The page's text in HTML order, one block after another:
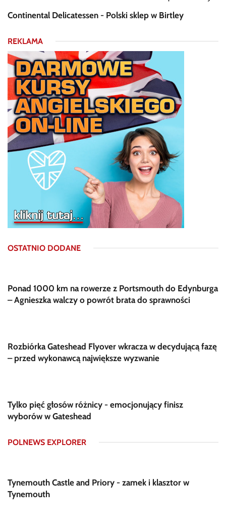
Continental Delicatessen - Polski sklep w Birtley
REKLAMA
OSTATNIO DODANE
Ponad 1000 km na rowerze z Portsmouth do Edynburga
– Agnieszka walczy o powrót brata do sprawności
Rozbiórka Gateshead Flyover wkracza w decydującą fazę
– przed wykonawcą największe wyzwanie
Tylko pięć głosów różnicy - emocjonujący finisz
wyborów w Gateshead
POLNEWS EXPLORER
Tynemouth Castle and Priory - zamek i klasztor w
Tynemouth